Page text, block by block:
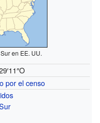
en EE. UU.
por el censo